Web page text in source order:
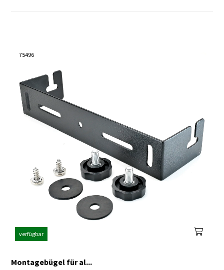
75496
verfügbar
Montagebügel für al...